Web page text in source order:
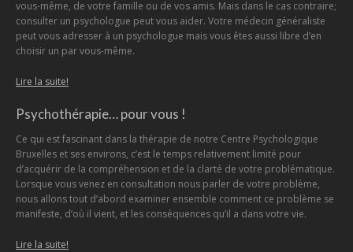
vous-même, de votre famille ou de vos amis. Mais dans le cas contraire;
consulter un psychologue peut vous aider. Votre médecin généraliste
peut vous adresser à un psychologue mais vous êtes aussi libre d’en
choisir un par vous-même.
Lire la suite!
Psychothérapie… pour vous !
Ce qui est fascinant dans la thérapie de notre Centre Psychologique
Bruxelles et ses environs, c’est le temps relativement limité pour
d’acquérir de la compréhension et de la clarté de votre problématique.
Lorsque vous venez en consultation nous parler de votre problème,
nous allons tout d’abord examiner ensemble comment ce problème se
manifeste, d’où il vient, et les conséquences qu’il a dans votre vie.
Lire la suite!